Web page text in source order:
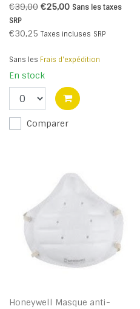
d'expiration donc parfait
dans la protection contre le
virusCorona
€39,00 €25,00 Sans les taxes
SRP
€30,25 Taxes incluses SRP
Sans les Frais d'expédition
En stock
Comparer
Honeywell Masque anti-